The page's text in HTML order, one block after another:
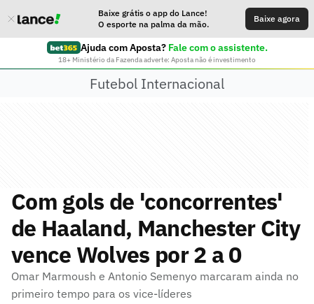
Baixe grátis o app do Lance!
O esporte na palma da mão.
Baixe agora
Ajuda com Aposta? Fale com o assistente.
18+ Ministério da Fazenda adverte: Aposta não é investimento
Futebol Internacional
Com gols de 'concorrentes'
de Haaland, Manchester City
vence Wolves por 2 a 0
Omar Marmoush e Antonio Semenyo marcaram ainda no
primeiro tempo para os vice-líderes